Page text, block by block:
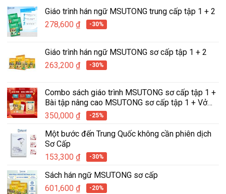
Giáo trình hán ngữ MSUTONG trung cấp tập 1 + 2
278,600 ₫ -30%
Giáo trình hán ngữ MSUTONG sơ cấp tập 1 + 2
263,200 ₫ -30%
Combo sách giáo trình MSUTONG sơ cấp tập 1 +
Bài tập nâng cao MSUTONG sơ cấp tập 1 + Vở
tập viết hán ngữ tích hợp MSUTONG tập 1
350,000 ₫ -25%
Một bước đến Trung Quốc không cần phiên dịch
Sơ Cấp
153,300 ₫ -30%
Sách hán ngữ MSUTONG sơ cấp
601,600 ₫ -20%